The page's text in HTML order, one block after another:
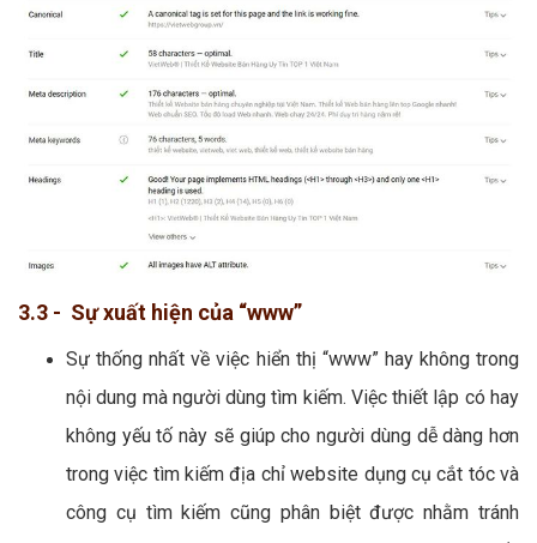
3.3 - Sự xuất hiện của “www”
Sự thống nhất về việc hiển thị “www” hay không trong
nội dung mà người dùng tìm kiếm. Việc thiết lập có hay
không yếu tố này sẽ giúp cho người dùng dễ dàng hơn
trong việc tìm kiếm địa chỉ website dụng cụ cắt tóc và
công cụ tìm kiếm cũng phân biệt được nhằm tránh